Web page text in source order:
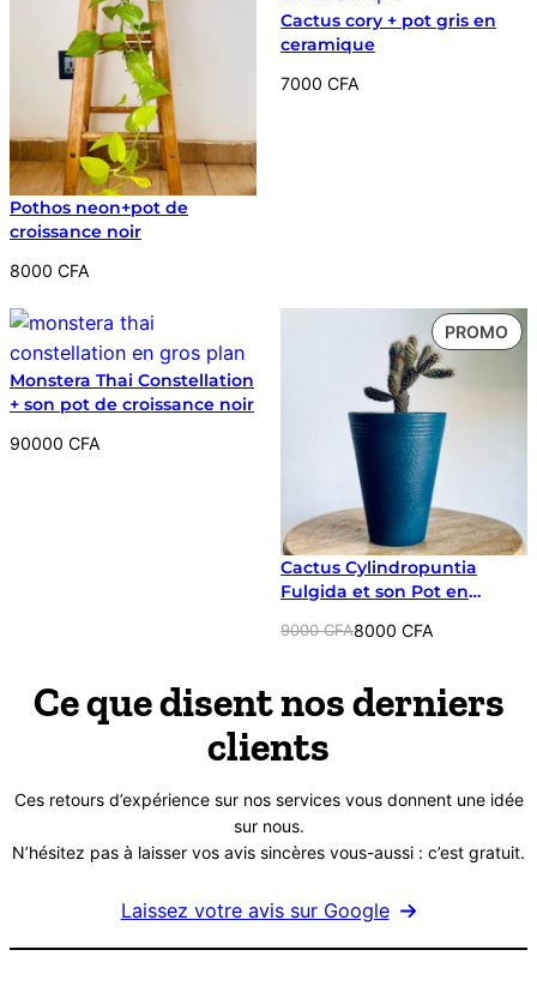
Pothos neon+pot de
croissance noir
8000 CFA
Cactus cory + pot gris en
ceramique
7000CFA
Monstera Thai Constellation
+ son pot de croissance noir
90000 CFA
PROMO
EN
Cactus Cylindropuntia
Fulgida et son Pot en
9000CFA
Le
était :
9000 CFA.
8000CFA
Le
est :
8000 CFA.
Ce que disent nos derniers
clients
Ces retours d’expérience sur nos services vous donnent une idée
sur nous.
N’hésitez pas à laisser vos avis sincères vous-aussi : c’est gratuit.
Laissez votre avis sur Google